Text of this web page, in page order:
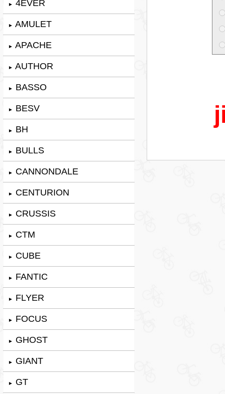
► 4EVER
► AMULET
► APACHE
► AUTHOR
► BASSO
► BESV
► BH
► BULLS
► CANNONDALE
► CENTURION
► CRUSSIS
► CTM
► CUBE
► FANTIC
► FLYER
► FOCUS
► GHOST
► GIANT
► GT